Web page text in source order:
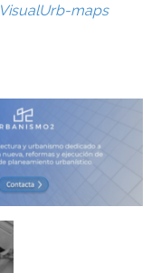
VisualUrb-maps